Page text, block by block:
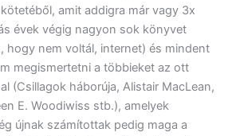
amit addigra már vagy 3x
évek végig nagyon sok könyvet
hogy nem voltál, internet) és mindent
megismertetni a többieket az ott
(Csillagok háborúja, Alistair MacLean,
E. Woodiwiss stb.), amelyek
újnak számítottak pedig maga a